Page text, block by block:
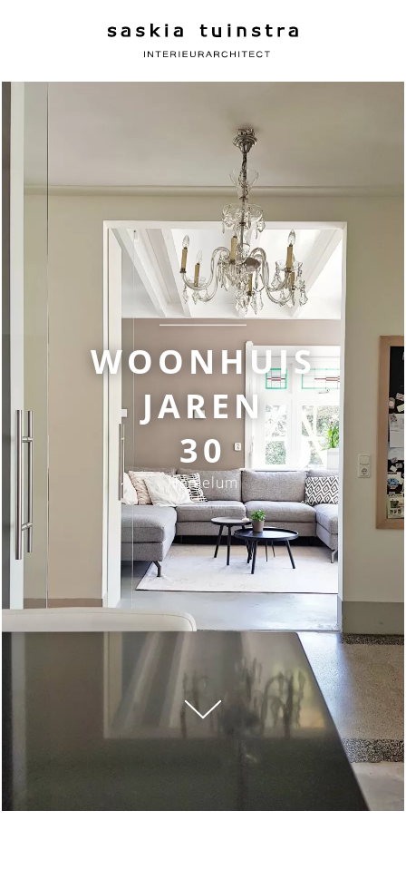
WOONHUIS
JAREN
30
Hemelum